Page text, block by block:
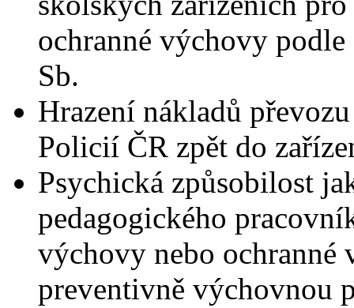
ochranné výchovy
Sb.
Hrazení nákladů
Policií ČR zpět do
Psychická způsobilost
pedagogického
výchovy nebo ochranné
preventivně výchovnou